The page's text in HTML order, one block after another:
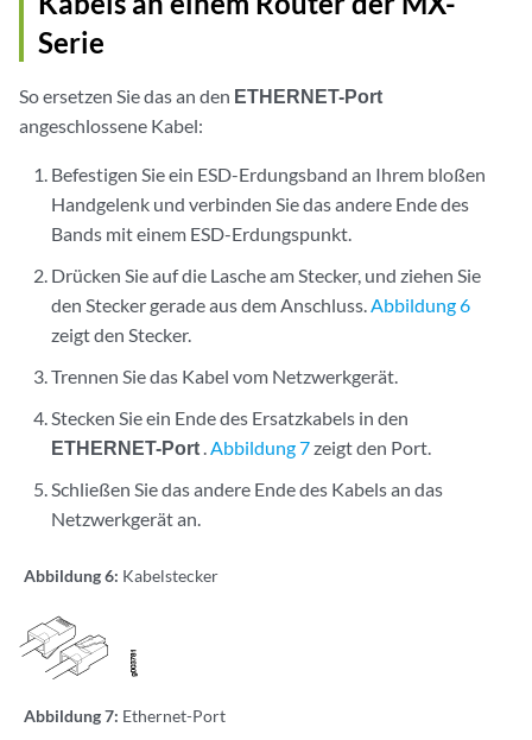
Serie
So ersetzen Sie das an den ETHERNET-Port
angeschlossene Kabel:
Befestigen Sie ein ESD-Erdungsband an Ihrem bloßen
Handgelenk und verbinden Sie das andere Ende des
Bands mit einem ESD-Erdungspunkt.
Drücken Sie auf die Lasche am Stecker, und ziehen Sie
den Stecker gerade aus dem Anschluss.Abbildung 6
zeigt den Stecker.
Trennen Sie das Kabel vom Netzwerkgerät.
Stecken Sie ein Ende des Ersatzkabels in den
ETHERNET-Port .Abbildung 7zeigt den Port.
Schließen Sie das andere Ende des Kabels an das
Netzwerkgerät an.
Abbildung 6: Kabelstecker
Abbildung 7: Ethernet-Port